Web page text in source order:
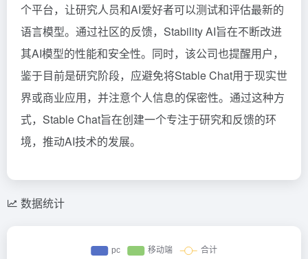
个平台，让研究人员和AI爱好者可以测试和评估最新的
语言模型。通过社区的反馈，Stability AI旨在不断改进
其AI模型的性能和安全性。同时，该公司也提醒用户，
鉴于目前是研究阶段，应避免将Stable Chat用于现实世
界或商业应用，并注意个人信息的保密性。通过这种方
式，Stable Chat旨在创建一个专注于研究和反馈的环
境，推动AI技术的发展。
数据统计